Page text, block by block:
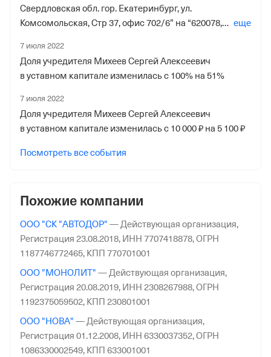
Свердловская обл. гор. Екатеринбург, ул.
Комсомольская, Стр 37, офис 702/6” на “620078,
еще
7 июля 2022
Доля учредителя Михеев Сергей Алексеевич
в уставном капитале изменилась с 100% на 51%
7 июля 2022
Доля учредителя Михеев Сергей Алексеевич
в уставном капитале изменилась с 10 000 ₽ на 5 100 ₽
Посмотреть все события
Похожие компании
ООО "СК "АВТОДОР" — Действующая организация,
Регистрация 23.08.2018, ИНН 7707418878,ОГРН
1187746772465, КПП 770701001
ООО "МОНОЛИТ" — Действующая организация,
Регистрация 20.08.2019, ИНН 2308267988,ОГРН
1192375059502, КПП 230801001
ООО "НОВА" — Действующая организация,
Регистрация 01.12.2008, ИНН 6330037352,ОГРН
1086330002549, КПП 633001001